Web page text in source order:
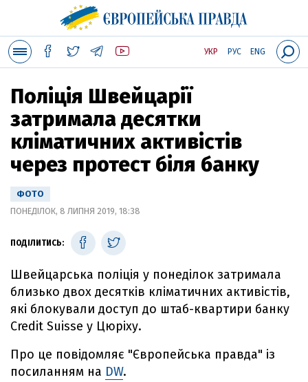
УКР РУС ENG
Поліція Швейцарії
затримала десятки
кліматичних активістів
через протест біля банку
ФОТО
ПОНЕДІЛОК, 8 ЛИПНЯ 2019, 18:38
ПОДІЛИТИСЬ:
Швейцарська поліція у понеділок затримала
близько двох десятків кліматичних активістів,
які блокували доступ до штаб-квартири банку
Credit Suisse у Цюріху.
Про це повідомляє "Європейська правда" із
посиланням на DW.